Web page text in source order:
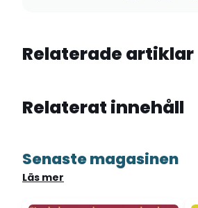
Relaterade artiklar
Relaterat innehåll
Senaste magasinen
Läs mer